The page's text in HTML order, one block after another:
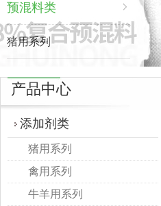
预混料类
猪用系列
禽用系列
牛羊用系列
产品中心
添加剂类
猪用系列
禽用系列
牛羊用系列